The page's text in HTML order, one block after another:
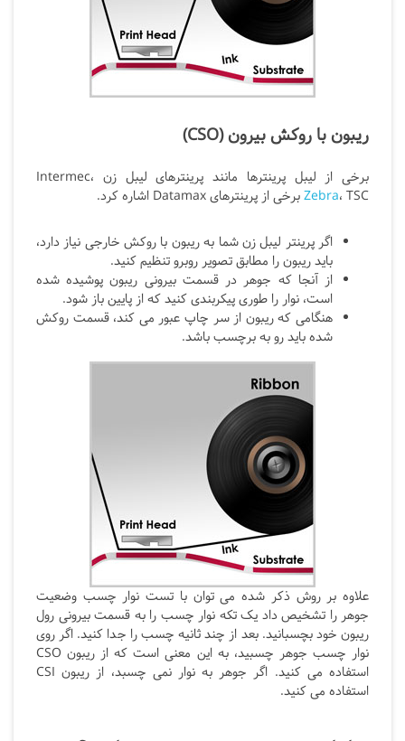
ریبون با روکش بیرون (CSO)
برخی از لیبل پرینترها مانند پرینترهای لیبل زن Intermec،
Zebra، TSC برخی از پرینترهای Datamax اشاره کرد.
اگر پرینتر لیبل زن شما به ریبون با روکش خارجی نیاز دارد،
باید ریبون را مطابق تصویر روبرو تنظیم کنید.
از آنجا که جوهر در قسمت بیرونی ریبون پوشیده شده
است، نوار را طوری پیکربندی کنید که از پایین باز شود.
هنگامی که ریبون از سر چاپ عبور می کند، قسمت روکش
شده باید رو به برچسب باشد.
علاوه بر روش ذکر شده می توان با تست نوار چسب وضعیت
جوهر را تشخیص داد یک تکه نوار چسب را به قسمت بیرونی رول
ریبون خود بچسبانید. بعد از چند ثانیه چسب را جدا کنید. اگر روی
نوار چسب جوهر چسبید، به این معنی است که از ریبون CSO
استفاده می کنید. اگر جوهر به نوار نمی چسبد، از ریبون CSI
استفاده می کنید.